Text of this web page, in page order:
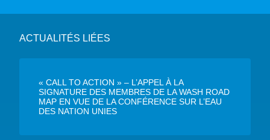
ACTUALITÉS LIÉES
« CALL TO ACTION » – L’APPEL À LA
SIGNATURE DES MEMBRES DE LA WASH ROAD
MAP EN VUE DE LA CONFÉRENCE SUR L’EAU
DES NATION UNIES